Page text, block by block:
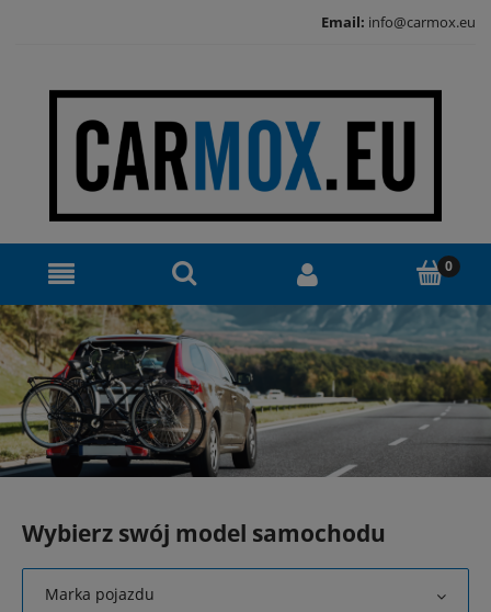
Email: info@carmox.eu
Wybierz swój model samochodu
Marka pojazdu